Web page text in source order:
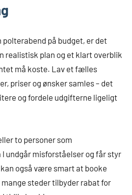
polterabend på budget, er det
realistisk plan og et klart overblik
må koste. Lav et fælles
priser og ønsker samles – det
og fordele udgifterne ligeligt
to personer som
undgår misforståelser og får styr
også være smart at booke
mange steder tilbyder rabat for